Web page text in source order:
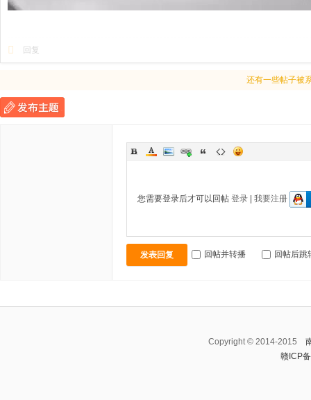
回复
还有一些帖子被
您需要登录后才可以回帖 登录| 我要注册
发表回复 回帖并转播 回帖后跳
Copyright © 2014-2015
赣ICP